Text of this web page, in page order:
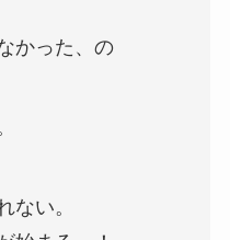
かった、の
ない。